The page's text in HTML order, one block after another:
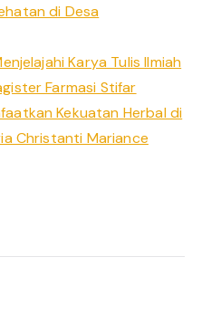
di Desa
Karya Tulis Ilmiah
Farmasi Stifar
Kekuatan Herbal di
Christanti Mariance